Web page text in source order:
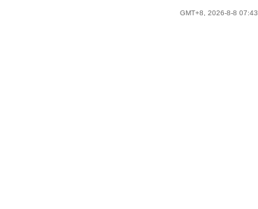
GMT+8, 2026-8-8 07:43